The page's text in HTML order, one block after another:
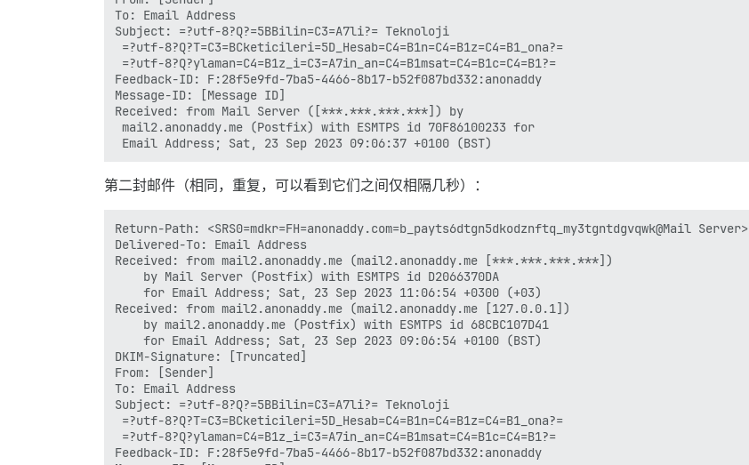
To: Email Address
Subject: =?utf-8?Q?=5BBilin=C3=A7li?= Teknoloji
=?utf-8?Q?T=C3=BCketicileri=5D_Hesab=C4=B1n=C4=B1z=C4=B1_ona?=
=?utf-8?Q?ylaman=C4=B1z_i=C3=A7in_an=C4=B1msat=C4=B1c=C4=B1?=
Feedback-ID: F:28f5e9fd-7ba5-4466-8b17-b52f087bd332:anonaddy
Message-ID: [Message ID]
Received: from Mail Server ([***.***.***.***]) by
mail2.anonaddy.me (Postfix) with ESMTPS id 70F86100233 for
第二封邮件（相同，重复，可以看到它们之间仅相隔几秒）：
Return-Path: <SRS0=mdkr=FH=anonaddy.com=b_payts6dtgn5dkodznftq_my3tgntdgvqwk@Mail Server>
Delivered-To: Email Address
Received: from mail2.anonaddy.me (mail2.anonaddy.me [***.***.***.***])
Received: from mail2.anonaddy.me (mail2.anonaddy.me [127.0.0.1])
DKIM-Signature: [Truncated]
From: [Sender]
To: Email Address
Subject: =?utf-8?Q?=5BBilin=C3=A7li?= Teknoloji
=?utf-8?Q?T=C3=BCketicileri=5D_Hesab=C4=B1n=C4=B1z=C4=B1_ona?=
=?utf-8?Q?ylaman=C4=B1z_i=C3=A7in_an=C4=B1msat=C4=B1c=C4=B1?=
Feedback-ID: F:28f5e9fd-7ba5-4466-8b17-b52f087bd332:anonaddy